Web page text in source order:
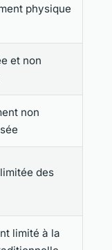
physique
et non
non
des
limité à la